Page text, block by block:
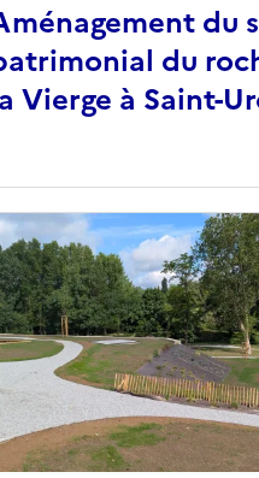
du
du
Vierge à Saint-